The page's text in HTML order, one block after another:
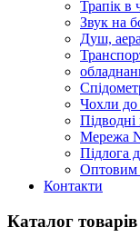
Трапік в
Звук на
Душ,
Чохли до
Мережа
Підлога
Оптовим
Контакти
Каталог товарів